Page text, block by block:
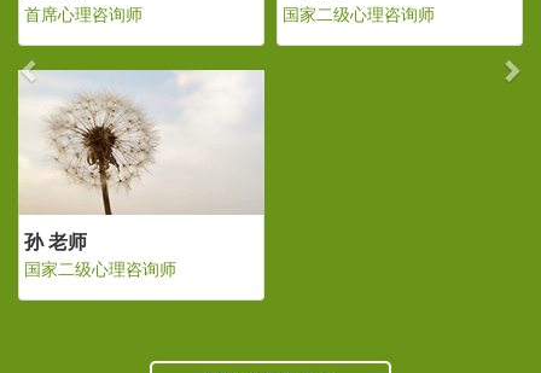
二级心理咨询师 首席心理咨询师